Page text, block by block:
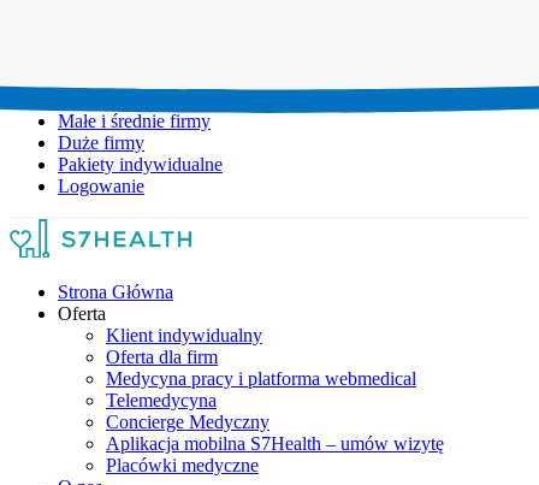
Małe i średnie firmy
Duże firmy
Pakiety indywidualne
Logowanie
Strona Główna
Oferta
Klient indywidualny
Oferta dla firm
Medycyna pracy i platforma webmedical
Telemedycyna
Concierge Medyczny
Aplikacja mobilna S7Health – umów wizytę
Placówki medyczne